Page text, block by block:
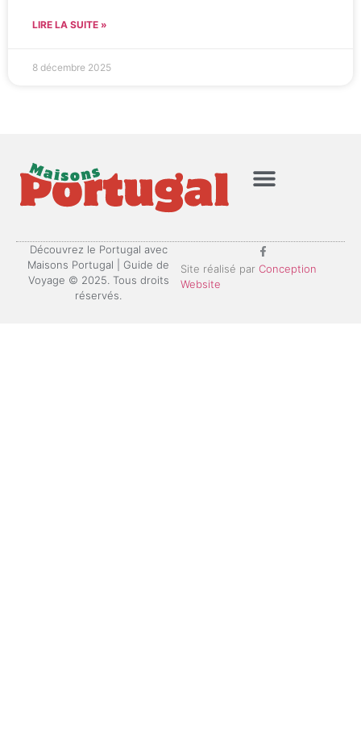
LIRE LA SUITE »
8 décembre 2025
Découvrez le Portugal avec
Maisons Portugal | Guide de
Voyage © 2025. Tous droits
réservés.
Site réalisé par Conception
Website